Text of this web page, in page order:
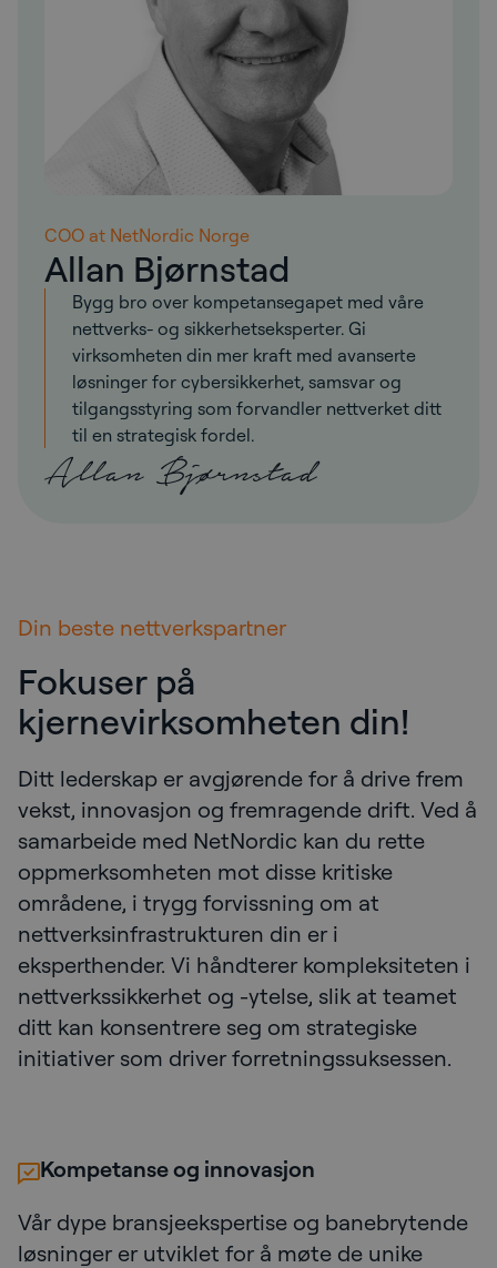
Allan Bjørnstad
COO at NetNordic Norge
Bygg bro over kompetansegapet med våre
nettverks- og sikkerhetseksperter. Gi
virksomheten din mer kraft med avanserte
løsninger for cybersikkerhet, samsvar og
tilgangsstyring som forvandler nettverket ditt
til en strategisk fordel.
Allan Bjørnstad
Din beste nettverkspartner
Fokuser på
kjernevirksomheten din!
Ditt lederskap er avgjørende for å drive frem
vekst, innovasjon og fremragende drift. Ved å
samarbeide med NetNordic kan du rette
oppmerksomheten mot disse kritiske
områdene, i trygg forvissning om at
nettverksinfrastrukturen din er i
eksperthender. Vi håndterer kompleksiteten i
nettverkssikkerhet og -ytelse, slik at teamet
ditt kan konsentrere seg om strategiske
initiativer som driver forretningssuksessen.
Kompetanse og innovasjon
Vår dype bransjeekspertise og banebrytende
løsninger er utviklet for å møte de unike